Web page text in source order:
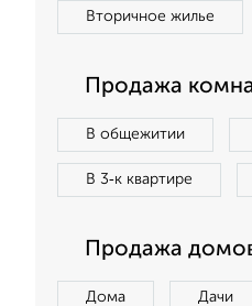
Вторичное жилье
Продажа
В общежитии
В 3‑к квартире
Продажа
Дома Дачи